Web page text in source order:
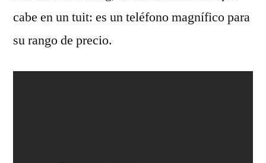
cabe en un tuit: es un teléfono magnífico para
su rango de precio.